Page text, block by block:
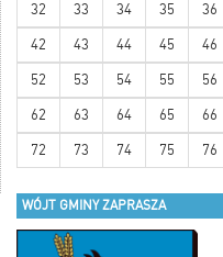
32 33 34 35 36
42 43 44 45 46
52 53 54 55 56
62 63 64 65 66
72 73 74 75 76
WÓJT GMINY ZAPRASZA